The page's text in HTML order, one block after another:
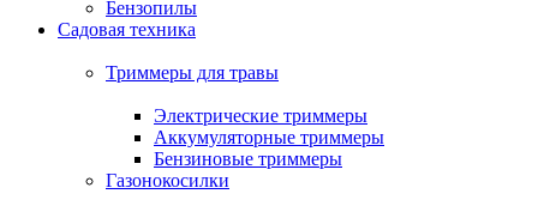
Бензопилы
Садовая техника
Триммеры для травы
Электрические триммеры
Аккумуляторные триммеры
Бензиновые триммеры
Газонокосилки